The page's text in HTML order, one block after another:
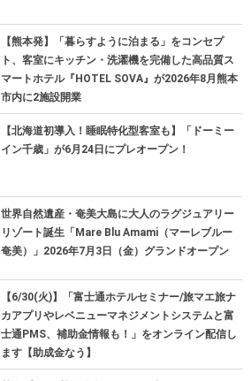
【熊本発】「暮らすように泊まる」をコンセプ
ト、客室にキッチン・洗濯機を完備した高品質ス
マートホテル『HOTEL SOVA』が2026年8月熊本
市内に2施設開業
【北海道初導入！睡眠特化型客室も】「ドーミー
イン千歳」が6月24日にプレオープン！
世界自然遺産・奄美大島に大人のラグジュアリー
リゾート誕生「Mare Blu Amami（マーレブルー
奄美）」2026年7月3日（金）グランドオープン
【6/30(火)】「富士通ホテルセミナー/旅マエ旅ナ
カアプリやレベニューマネジメントシステムと富
士通PMS、補助金情報も！」をオンライン配信し
ます【助成金なう】